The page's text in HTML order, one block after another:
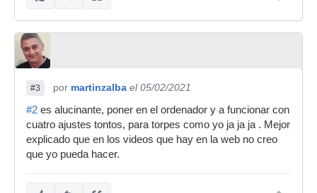
#3 por martinzalba el 05/02/2021
#2 es alucinante, poner en el ordenador y a funcionar con
cuatro ajustes tontos, para torpes como yo ja ja ja . Mejor
explicado que en los videos que hay en la web no creo
que yo pueda hacer.